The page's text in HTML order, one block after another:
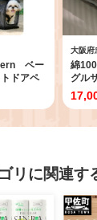
ベー
ドアペ
大阪府
綿
グル
グレ
リに関連す